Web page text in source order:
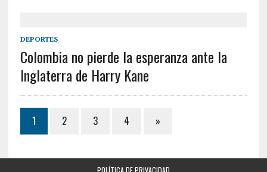
DEPORTES
Colombia no pierde la esperanza ante la
Inglaterra de Harry Kane
1 2 3 4 »
POLÍTICA DE PRIVACIDAD